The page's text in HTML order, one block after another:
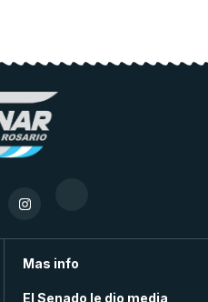
Mas info
El Senado le dio media